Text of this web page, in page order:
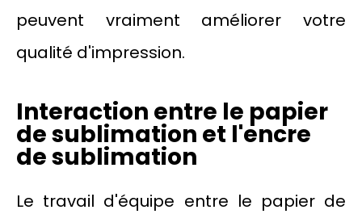
peuvent vraiment améliorer votre
qualité d'impression.
Interaction entre le papier
de sublimation et l'encre
de sublimation
Le travail d'équipe entre le papier de